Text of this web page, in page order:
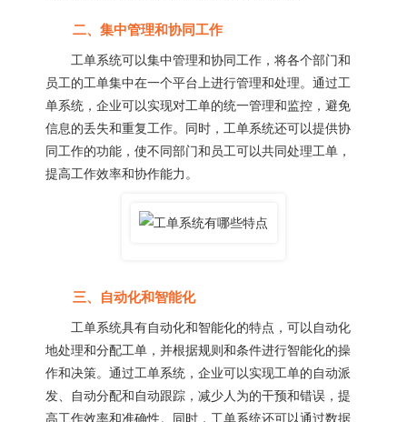
二、集中管理和协同工作
工单系统可以集中管理和协同工作，将各个部门和
员工的工单集中在一个平台上进行管理和处理。通过工
单系统，企业可以实现对工单的统一管理和监控，避免
信息的丢失和重复工作。同时，工单系统还可以提供协
同工作的功能，使不同部门和员工可以共同处理工单，
提高工作效率和协作能力。
三、自动化和智能化
工单系统具有自动化和智能化的特点，可以自动化
地处理和分配工单，并根据规则和条件进行智能化的操
作和决策。通过工单系统，企业可以实现工单的自动派
发、自动分配和自动跟踪，减少人为的干预和错误，提
高工作效率和准确性。同时，工单系统还可以通过数据